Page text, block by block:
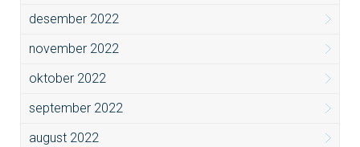
desember 2022
november 2022
oktober 2022
september 2022
august 2022